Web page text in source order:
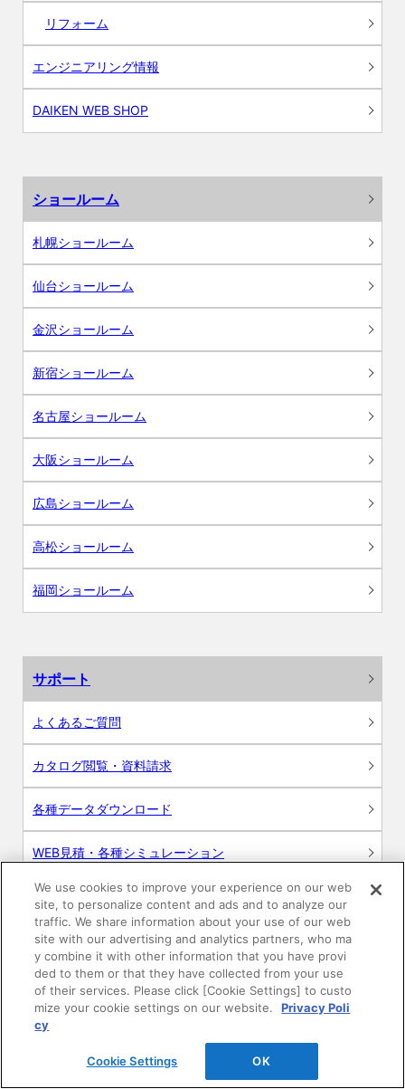
リフォーム
エンジニアリング情報
DAIKEN WEB SHOP
ショールーム
札幌ショールーム
仙台ショールーム
金沢ショールーム
新宿ショールーム
名古屋ショールーム
大阪ショールーム
広島ショールーム
高松ショールーム
福岡ショールーム
サポート
よくあるご質問
カタログ閲覧・資料請求
各種データダウンロード
WEB見積・各種シミュレーション
交換用部品の購入
修理・点検
お問い合わせ
ログイン
建築・設計関係者様向けサイト
We use cookies to improve your experience on our web
site, to personalize content and ads and to analyze our
traffic. We share information about your use of our web
site with our advertising and analytics partners, who ma
y combine it with other information that you have provi
ded to them or that they have collected from your use
of their services. Please click [Cookie Settings] to custo
mize your cookie settings on our website.
Privacy Poli
cy
Cookie Settings OK